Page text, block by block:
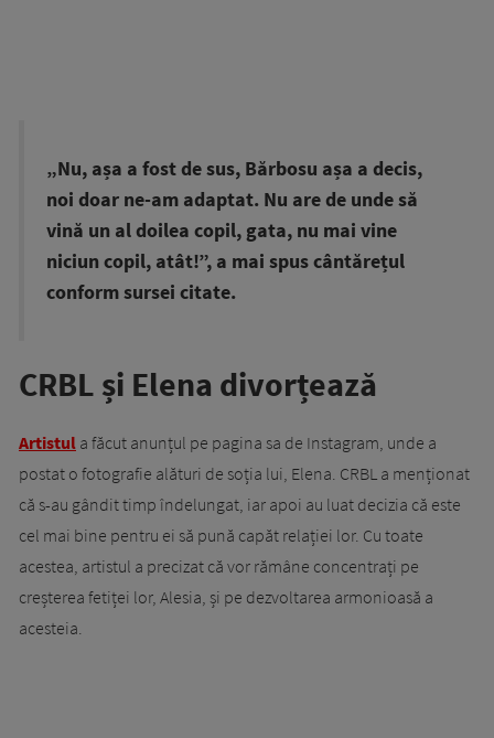
„Nu, așa a fost de sus, Bărbosu așa a decis,
noi doar ne-am adaptat. Nu are de unde să
vină un al doilea copil, gata, nu mai vine
niciun copil, atât!”, a mai spus cântărețul
conform sursei citate.
CRBL și Elena divorțează
Artistul a făcut anunțul pe pagina sa de Instagram, unde a
postat o fotografie alături de soția lui, Elena. CRBL a menționat
că s-au gândit timp îndelungat, iar apoi au luat decizia că este
cel mai bine pentru ei să pună capăt relației lor. Cu toate
acestea, artistul a precizat că vor rămâne concentrați pe
creșterea fetiței lor, Alesia, și pe dezvoltarea armonioasă a
acesteia.